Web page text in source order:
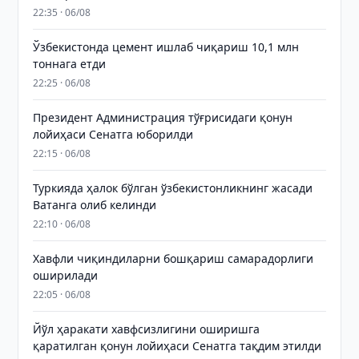
22:35 · 06/08
Ўзбекистонда цемент ишлаб чиқариш 10,1 млн
тоннага етди
22:25 · 06/08
Президент Администрация тўғрисидаги қонун
лойиҳаси Сенатга юборилди
22:15 · 06/08
Туркияда ҳалок бўлган ўзбекистонликнинг жасади
Ватанга олиб келинди
22:10 · 06/08
Хавфли чиқиндиларни бошқариш самарадорлиги
оширилади
22:05 · 06/08
Йўл ҳаракати хавфсизлигини оширишга
қаратилган қонун лойиҳаси Сенатга тақдим этилди